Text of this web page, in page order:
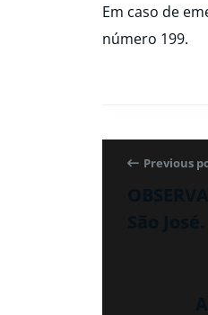
Em caso de
número 199.
Previous